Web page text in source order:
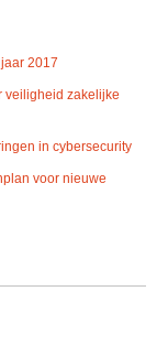
2017
veiligheid zakelijke
in cybersecurity
voor nieuwe